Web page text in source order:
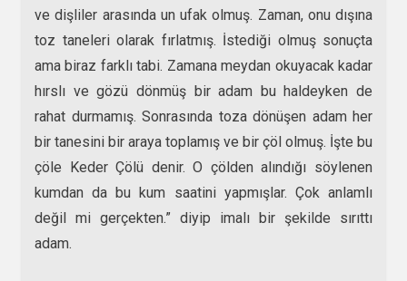
ve dişliler arasında un ufak olmuş. Zaman, onu dışına
toz taneleri olarak fırlatmış. İstediği olmuş sonuçta
ama biraz farklı tabi. Zamana meydan okuyacak kadar
hırslı ve gözü dönmüş bir adam bu haldeyken de
rahat durmamış. Sonrasında toza dönüşen adam her
bir tanesini bir araya toplamış ve bir çöl olmuş. İşte bu
çöle Keder Çölü denir. O çölden alındığı söylenen
kumdan da bu kum saatini yapmışlar. Çok anlamlı
değil mi gerçekten.” diyip imalı bir şekilde sırıttı
adam.